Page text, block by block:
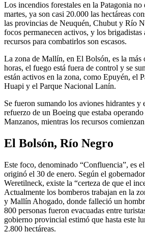
Los incendios forestales en la Patagonia no
martes, ya son casi 20.000 las hectáreas
las provincias de Neuquén, Chubut y Río
focos permanecen activos, y los brigadistas
recursos para combatirlos son escasos.
La zona de Mallín, en El Bolsón, es la más
horas, el fuego está fuera de control y se
están activos en la zona, como Epuyén, el
Huapi y el Parque Nacional Lanín.
Se fueron sumando los aviones hidrantes y
refuerzo de un Boeing que estaba
Manzanos, mientras los recursos comienzan
El Bolsón, Río Negro
Este foco, denominado “Confluencia”, es
originó el 30 de enero. Según el
Weretilneck, existe la “certeza de que el
Actualmente los bomberos trabajan en la
y Mallín Ahogado, donde falleció un
800 personas fueron evacuadas entre
gobierno provincial estimó que hasta este
2.800 hectáreas.